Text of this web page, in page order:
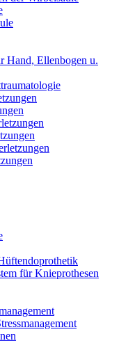
Hand, Ellenbogen u.
für Knieprothesen